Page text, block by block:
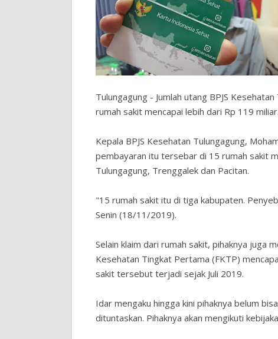
Tulungagung - Jumlah utang BPJS
rumah sakit mencapai lebih dari Rp 119 miliar.
Kepala BPJS Kesehatan Tulungagung,
pembayaran itu tersebar di 15 rumah sakit
Tulungagung, Trenggalek dan Pacitan.
"15 rumah sakit itu di tiga kabupaten.
Senin (18/11/2019).
Selain klaim dari rumah sakit, pihaknya juga
Kesehatan Tingkat Pertama (FKTP)
sakit tersebut terjadi sejak Juli 2019.
Idar mengaku hingga kini pihaknya belum
dituntaskan. Pihaknya akan mengikuti